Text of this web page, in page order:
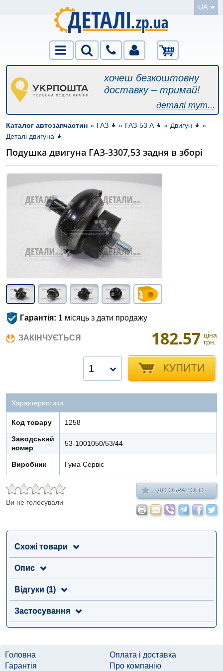
UA
хочеш безкоштовну
доставку – тримай!
деталі тут...
Каталог автозапчастин » ГАЗ » ГАЗ-53 А » Двигун
»
Деталі двигуна
Подушка двигуна ГАЗ-3307,53 задня в зборі
Гарантія: 1 місяць з дати продажу
ЗАКІНЧУЄТЬСЯ 182.57 ціна
грн.
КУПИТИ
1
Характеристики
Код товару 1258
Заводський
номер
53-1001050/53/44
Виробник Гума Сервіс
Ви не голосували
ДО ОБРАНОГО
Схожі товари
Опис
Відгуки (1)
Застосування
Головна
Оплата і доставка
Гарантія
Про компанію